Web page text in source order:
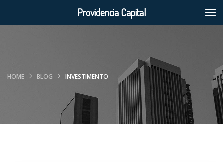
HOME BLOG INVESTIMENTO
Providencia Capital